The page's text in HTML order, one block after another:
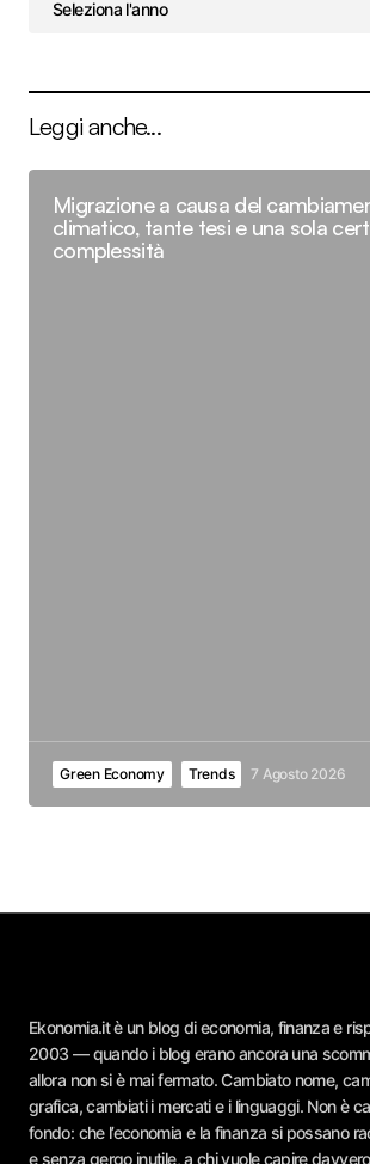
Leggi anche...
Migrazione a causa del
climatico, tante tesi e una sola
complessità
Green Economy Trends 7 Agosto 2026
Ekonomia.it è un blog di economia, finanza e
2003 — quando i blog erano ancora una
allora non si è mai fermato. Cambiato nome,
grafica, cambiati i mercati e i linguaggi. Non è
fondo: che l’economia e la finanza si possano
e senza gergo inutile, a chi vuole capire